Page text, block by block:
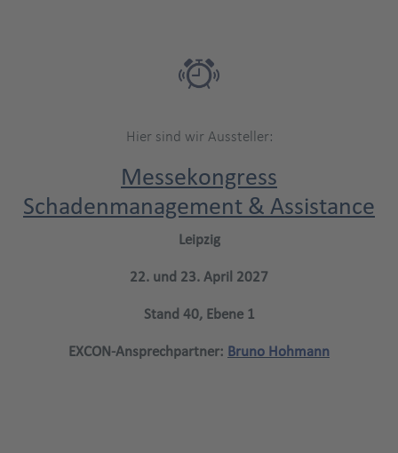
Hier sind wir Aussteller:
Messekongress
Schadenmanagement & Assistance
Leipzig
22. und 23. April 2027
Stand 40, Ebene 1
EXCON-Ansprechpartner: Bruno Hohmann